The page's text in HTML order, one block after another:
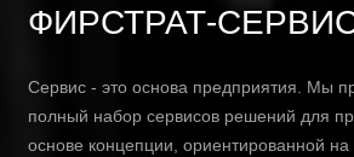
ФИРСТРАТ-
Сервис - это основа предприятия. Мы
полный набор сервисов решений для
основе концепции, ориентированной на